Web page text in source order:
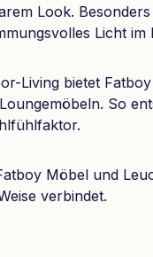
Look.
Licht
Living bietet
So
Möbel und
verbindet.